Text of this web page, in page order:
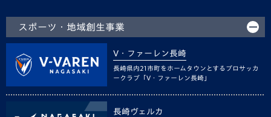
スポーツ・地域創生事業
V・ファーレン長崎
長崎県内21市町をホームタウンとするプロサッカ
ークラブ「V・ファーレン長崎」
長崎ヴェルカ